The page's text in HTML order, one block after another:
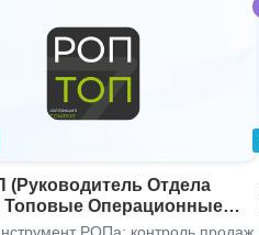
(Руководитель Отдела
Топовые Операционные